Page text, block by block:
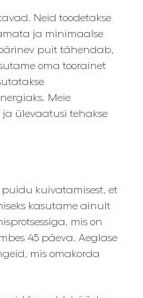
Neid toodetakse
ja minimaalse
puit tähendab,
oma toorainet
Meie
ülevaatusi tehakse
kuivatamisest, et
kasutame ainult
mis on
45 päeva. Aeglase
mis omakorda